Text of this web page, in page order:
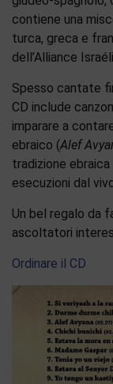
contiene una
turca, greca e
dell’Alliance
Spesso cantate
CD include
imparare a
ebraico (Alef
tradizione ebraica
esecuzioni dal
Un bel regalo da
ascoltatori
Ordinare il CD